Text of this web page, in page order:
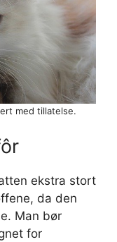
med tillatelse.
ekstra stort
da den
Man bør
for